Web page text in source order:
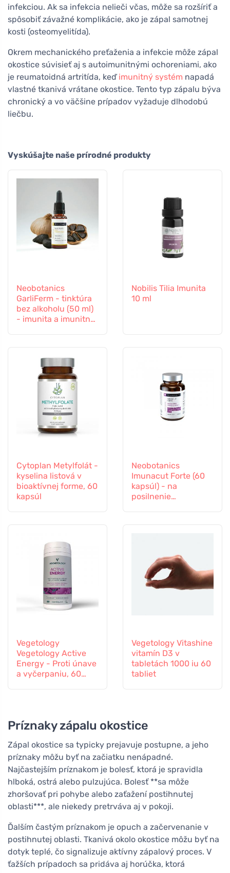
infekciou. Ak sa infekcia nelieči včas, môže sa rozšíriť a
spôsobiť závažné komplikácie, ako je zápal samotnej
kosti (osteomyelitída).
Okrem mechanického preťaženia a infekcie môže zápal
okostice súvisieť aj s autoimunitnými ochoreniami, ako
je reumatoidná artritída, keď imunitný systém napadá
vlastné tkanivá vrátane okostice. Tento typ zápalu býva
chronický a vo väčšine prípadov vyžaduje dlhodobú
liečbu.
Vyskúšajte naše prírodné produkty
Neobotanics
GarliFerm - tinktúra
bez alkoholu (50 ml)
- imunita a imunitný
Nobilis Tilia Imunita
10 ml
Cytoplan Metylfolát -
kyselina listová v
bioaktívnej forme, 60
kapsúl
Neobotanics
Imunacut Forte (60
kapsúl) - na
posilnenie
Vegetology
Vegetology Active
Energy - Proti únave
a vyčerpaniu, 60
Vegetology Vitashine
vitamín D3 v
tabletách 1000 iu 60
tabliet
Príznaky zápalu okostice
Zápal okostice sa typicky prejavuje postupne, a jeho
príznaky môžu byť na začiatku nenápadné.
Najčastejším príznakom je bolesť, ktorá je spravidla
hlboká, ostrá alebo pulzujúca. Bolesť **sa môže
zhoršovať pri pohybe alebo zaťažení postihnutej
oblasti***, ale niekedy pretrváva aj v pokoji.
Ďalším častým príznakom je opuch a začervenanie v
postihnutej oblasti. Tkanivá okolo okostice môžu byť na
dotyk teplé, čo signalizuje aktívny zápalový proces. V
ťažších prípadoch sa pridáva aj horúčka, ktorá